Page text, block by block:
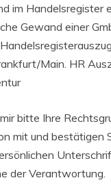
im Handelsregister
Gewand einer
Main. HR
bitte Ihre
mit und bestätigen
der Verantwortung.